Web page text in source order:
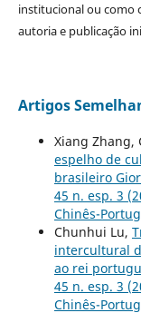
institucional ou como
autoria e publicação
Artigos
Xiang Zhang,
espelho de
brasileiro
45 n. esp. 3
Chinês-
Chunhui Lu,
intercultural
ao rei
45 n. esp. 3
Chinês-